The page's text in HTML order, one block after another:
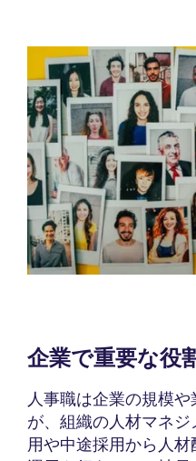
企業で重要な役
人事職は企業の規模
が、組織の人材マネ
用や中途採用から人